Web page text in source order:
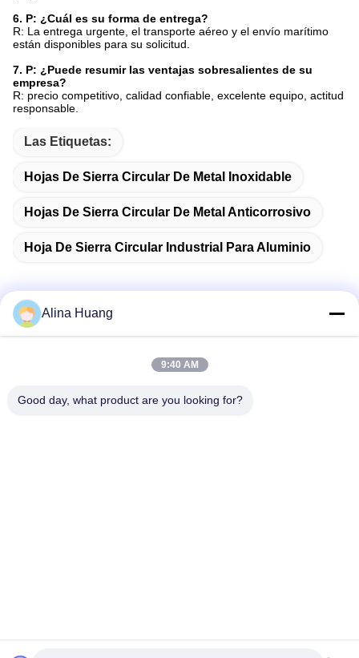
6. P: ¿Cuál es su forma de entrega?
R: La entrega urgente, el transporte aéreo y el envío marítimo
están disponibles para su solicitud.
7. P: ¿Puede resumir las ventajas sobresalientes de su
empresa?
R: precio competitivo, calidad confiable, excelente equipo, actitud
responsable.
Las Etiquetas:
Hojas De Sierra Circular De Metal Inoxidable
Hojas De Sierra Circular De Metal Anticorrosivo
Hoja De Sierra Circular Industrial Para Aluminio
Zona de desarrollo industrial Guanyao, ciudad de Shishan,
2022-2026 Foshan Nanhai Yongtai Saw Co., Ltd Todo. Todos los
Alina Huang
9:40 AM
Good day, what product are you looking for?